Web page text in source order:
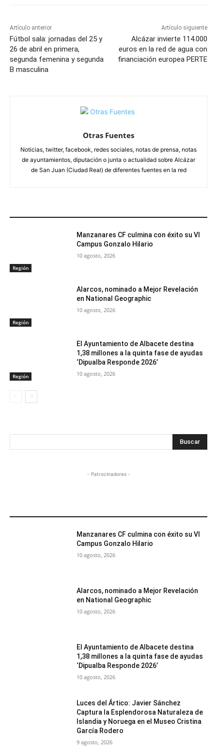
Artículo anterior
Fútbol sala: jornadas del 25 y
26 de abril en primera,
segunda femenina y segunda
B masculina
Artículo siguiente
Alcázar invierte 114.000
euros en la red de agua con
financiación europea PERTE
Otras Fuentes
Noticias, twitter, facebook, redes sociales, notas de prensa, notas
de ayuntamientos, diputación o junta o actualidad sobre Alcázar
de San Juan (Ciudad Real) de diferentes fuentes en la red
Región
Manzanares CF culmina con éxito su VI
Campus Gonzalo Hilario
10 agosto, 2026
Región
Alarcos, nominado a Mejor Revelación
en National Geographic
10 agosto, 2026
Región
El Ayuntamiento de Albacete destina
1,38 millones a la quinta fase de ayudas
‘Dipualba Responde 2026’
10 agosto, 2026
Buscar
- Patrocinadores -
Manzanares CF culmina con éxito su VI
Campus Gonzalo Hilario
10 agosto, 2026
Alarcos, nominado a Mejor Revelación
en National Geographic
10 agosto, 2026
El Ayuntamiento de Albacete destina
1,38 millones a la quinta fase de ayudas
‘Dipualba Responde 2026’
10 agosto, 2026
Luces del Ártico: Javier Sánchez
Captura la Esplendorosa Naturaleza de
Islandia y Noruega en el Museo Cristina
García Rodero
9 agosto, 2026